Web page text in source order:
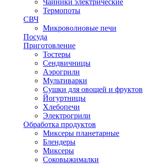
Чайники электрические
Термопоты
СВЧ
Микроволновые печи
Посуда
Приготовление
Тостеры
Сендвичницы
Аэрогрили
Мультиварки
Сушки для овощей и фруктов
Йогуртницы
Хлебопечи
Электрогрили
Обработка продуктов
Миксеры планетарные
Блендеры
Миксеры
Соковыжималки